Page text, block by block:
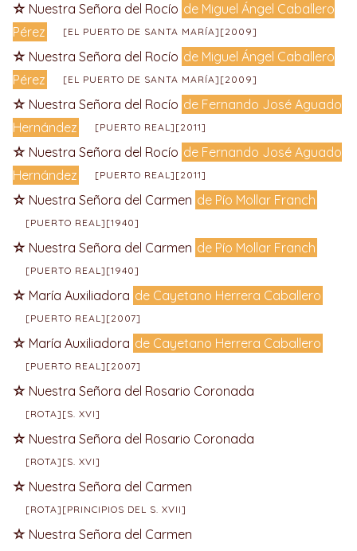
Nuestra Señora del Rocío de Miguel Ángel Caballero
Pérez
[EL PUERTO DE SANTA MARÍA][2009]
Nuestra Señora del Rocío de Miguel Ángel Caballero
Pérez
[EL PUERTO DE SANTA MARÍA][2009]
Nuestra Señora del Rocío de Fernando José Aguado
Hernández
[PUERTO REAL][2011]
Nuestra Señora del Rocío de Fernando José Aguado
Hernández
[PUERTO REAL][2011]
Nuestra Señora del Carmen de Pío Mollar Franch
[PUERTO REAL][1940]
Nuestra Señora del Carmen de Pío Mollar Franch
[PUERTO REAL][1940]
María Auxiliadora de Cayetano Herrera Caballero
[PUERTO REAL][2007]
María Auxiliadora de Cayetano Herrera Caballero
[PUERTO REAL][2007]
Nuestra Señora del Rosario Coronada
[ROTA][S. XVI]
Nuestra Señora del Rosario Coronada
[ROTA][S. XVI]
Nuestra Señora del Carmen
[ROTA][PRINCIPIOS DEL S. XVII]
Nuestra Señora del Carmen